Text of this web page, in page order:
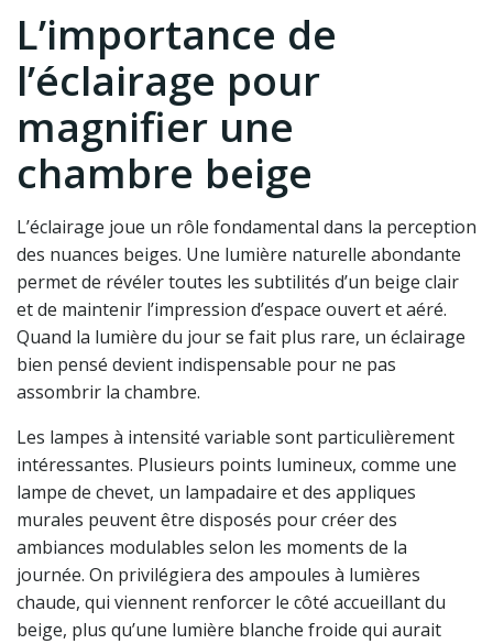
L’importance de
l’éclairage pour
magnifier une
chambre beige
L’éclairage joue un rôle fondamental dans la perception
des nuances beiges. Une lumière naturelle abondante
permet de révéler toutes les subtilités d’un beige clair
et de maintenir l’impression d’espace ouvert et aéré.
Quand la lumière du jour se fait plus rare, un éclairage
bien pensé devient indispensable pour ne pas
assombrir la chambre.
Les lampes à intensité variable sont particulièrement
intéressantes. Plusieurs points lumineux, comme une
lampe de chevet, un lampadaire et des appliques
murales peuvent être disposés pour créer des
ambiances modulables selon les moments de la
journée. On privilégiera des ampoules à lumières
chaude, qui viennent renforcer le côté accueillant du
beige, plus qu’une lumière blanche froide qui aurait